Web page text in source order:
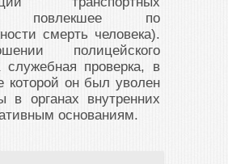
повлекшее по
смерть человека).
полицейского
служебная проверка, в
которой он был уволен
в органах внутренних
основаниям.